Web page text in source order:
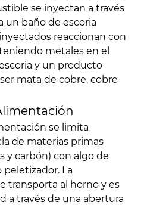
se inyectan a través
un baño de escoria
reaccionan con
metales en el
y un producto
mata de cobre, cobre
se limita
de materias primas
y carbón) con algo de
La
transporta al horno y es
a través de una abertura